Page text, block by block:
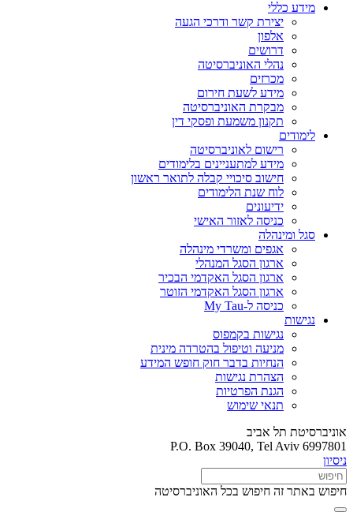
מידע כללי
יצירת קשר ודרכי הגעה
אלפון
דרושים
נהלי האוניברסיטה
מכרזים
מידע לשעת חירום
מבקרת האוניברסיטה
תקנון משמעת ופסקי דין
לימודים
רישום לאוניברסיטה
מידע למתעניינים בלימודים
חישוב סיכויי קבלה לתואר ראשון
לוח שנת הלימודים
ידיעונים
כניסה לאזור האישי
סגל ומינהלה
אגפים ומשרדי מינהלה
ארגון הסגל המנהלי
ארגון הסגל האקדמי הבכיר
ארגון הסגל האקדמי הזוטר
כניסה ל-My Tau
נגישות
נגישות בקמפוס
מניעה וטיפול בהטרדה מינית
הנחיות בדבר חוק חופש המידע
הצהרת נגישות
הגנת הפרטיות
תנאי שימוש
אוניברסיטת תל אביב
P.O. Box 39040, Tel Aviv 6997801
ניסיון
חיפוש באתר זה חיפוש בכל האוניברסיטה